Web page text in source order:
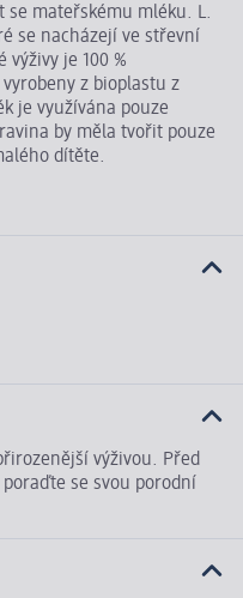
mateřskému mléku. L.
se nacházejí ve střevní
výživy je 100 %
z bioplastu z
je využívána pouze
by měla tvořit pouze
dítěte.
výživou. Před
se svou porodní